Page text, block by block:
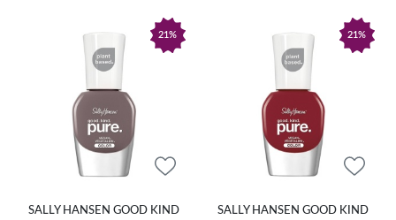
21%
SALLY HANSEN GOOD KIND
21%
SALLY HANSEN GOOD KIND